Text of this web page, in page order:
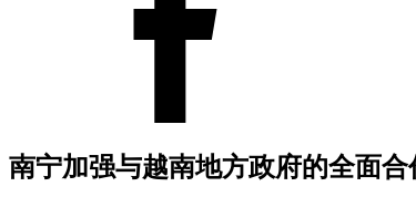
南宁加强与越南地方政府的全面